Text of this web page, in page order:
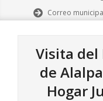
Correo
Visita del
de
Hogar